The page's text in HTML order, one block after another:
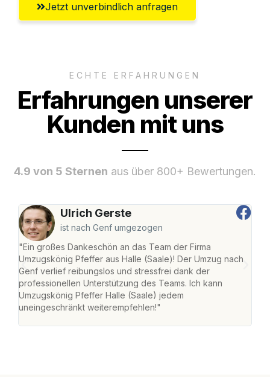
Jetzt unverbindlich anfragen
ECHTE ERFAHRUNGEN
Erfahrungen unserer
Kunden mit uns
4.9 von 5 Sternen aus über 800+ Bewertungen.
Ulrich Gerste
ist nach Genf umgezogen
"Ein großes Dankeschön an das Team der Firma
Umzugskönig Pfeffer aus Halle (Saale)! Der Umzug nach
Genf verlief reibungslos und stressfrei dank der
professionellen Unterstützung des Teams. Ich kann
Umzugskönig Pfeffer Halle (Saale) jedem
uneingeschränkt weiterempfehlen!"